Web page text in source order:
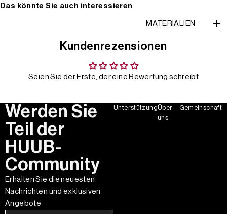
Das könnte Sie auch interessieren
MATERIALIEN
Kundenrezensionen
Seien Sie der Erste, der eine Bewertung schreibt
Werden Sie
Teil der
HUUB-
Community
Erhalten Sie die neuesten
Nachrichten und exklusiven
Angebote
UnterstützungÜber
uns
Gemeinschaft